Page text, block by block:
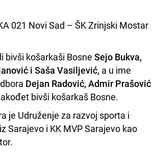
021 Novi Sad – ŠK Zrinjski Mostar
bivši košarkaši Bosne Sejo Bukva,
i Saša Vasiljević, a u ime
Dejan Radović, Admir Prašović
bivši košarkaš Bosne.
je Udruženje za razvoj sporta i
Sarajevo i KK MVP Sarajevo kao